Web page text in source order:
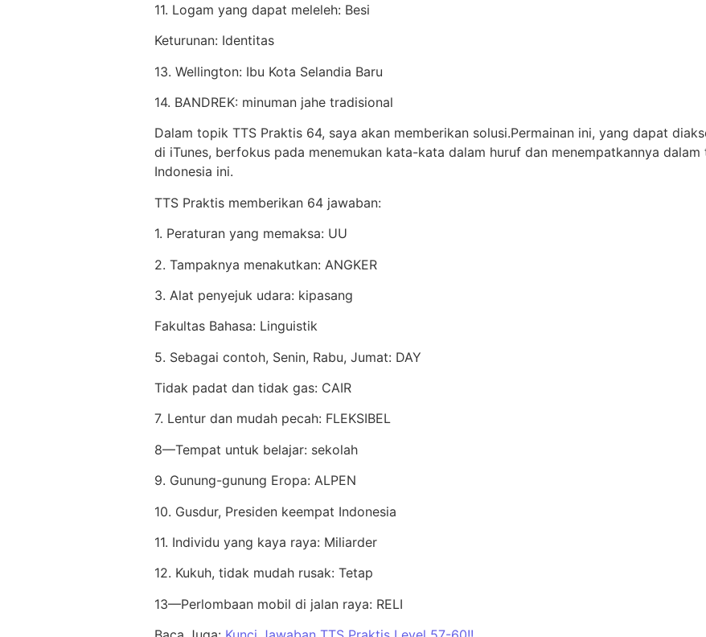
11. Logam yang dapat meleleh: Besi
Keturunan: Identitas
13. Wellington: Ibu Kota Selandia Baru
14. BANDREK: minuman jahe tradisional
Dalam topik TTS Praktis 64, saya akan memberikan solusi.Permainan ini, yang dapat
di iTunes, berfokus pada menemukan kata-kata dalam huruf dan menempatkannya dalam
Indonesia ini.
TTS Praktis memberikan 64 jawaban:
1. Peraturan yang memaksa: UU
2. Tampaknya menakutkan: ANGKER
3. Alat penyejuk udara: kipasang
Fakultas Bahasa: Linguistik
5. Sebagai contoh, Senin, Rabu, Jumat: DAY
Tidak padat dan tidak gas: CAIR
7. Lentur dan mudah pecah: FLEKSIBEL
8—Tempat untuk belajar: sekolah
9. Gunung-gunung Eropa: ALPEN
10. Gusdur, Presiden keempat Indonesia
11. Individu yang kaya raya: Miliarder
12. Kukuh, tidak mudah rusak: Tetap
13—Perlombaan mobil di jalan raya: RELI